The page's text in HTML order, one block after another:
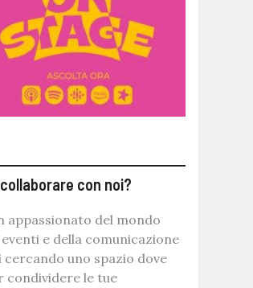
con noi?
appassionato del mondo
e della comunicazione
cercando uno spazio dove
condividere le tue